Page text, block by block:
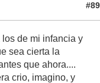
#89
de mi infancia y
sea cierta la
que ahora....
crio, imagino, y